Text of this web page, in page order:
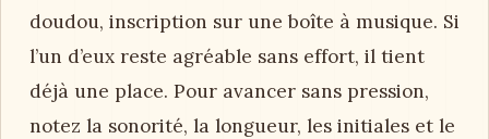
doudou, inscription sur une boîte à musique. Si
l’un d’eux reste agréable sans effort, il tient
déjà une place. Pour avancer sans pression,
notez la sonorité, la longueur, les initiales et le